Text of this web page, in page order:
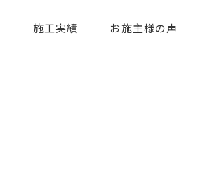
施工実績 お施主様の声